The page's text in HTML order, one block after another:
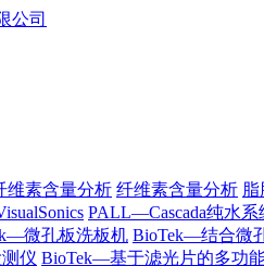
维素含量分析 纤维素含量分析
PALL—Cascada纯水系
微孔板洗板机 BioTek—结合微
仪 BioTek—基于滤光片的多功